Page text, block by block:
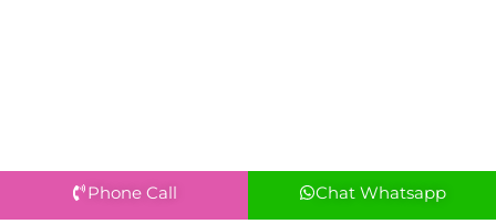
Phone Call Chat Whatsapp